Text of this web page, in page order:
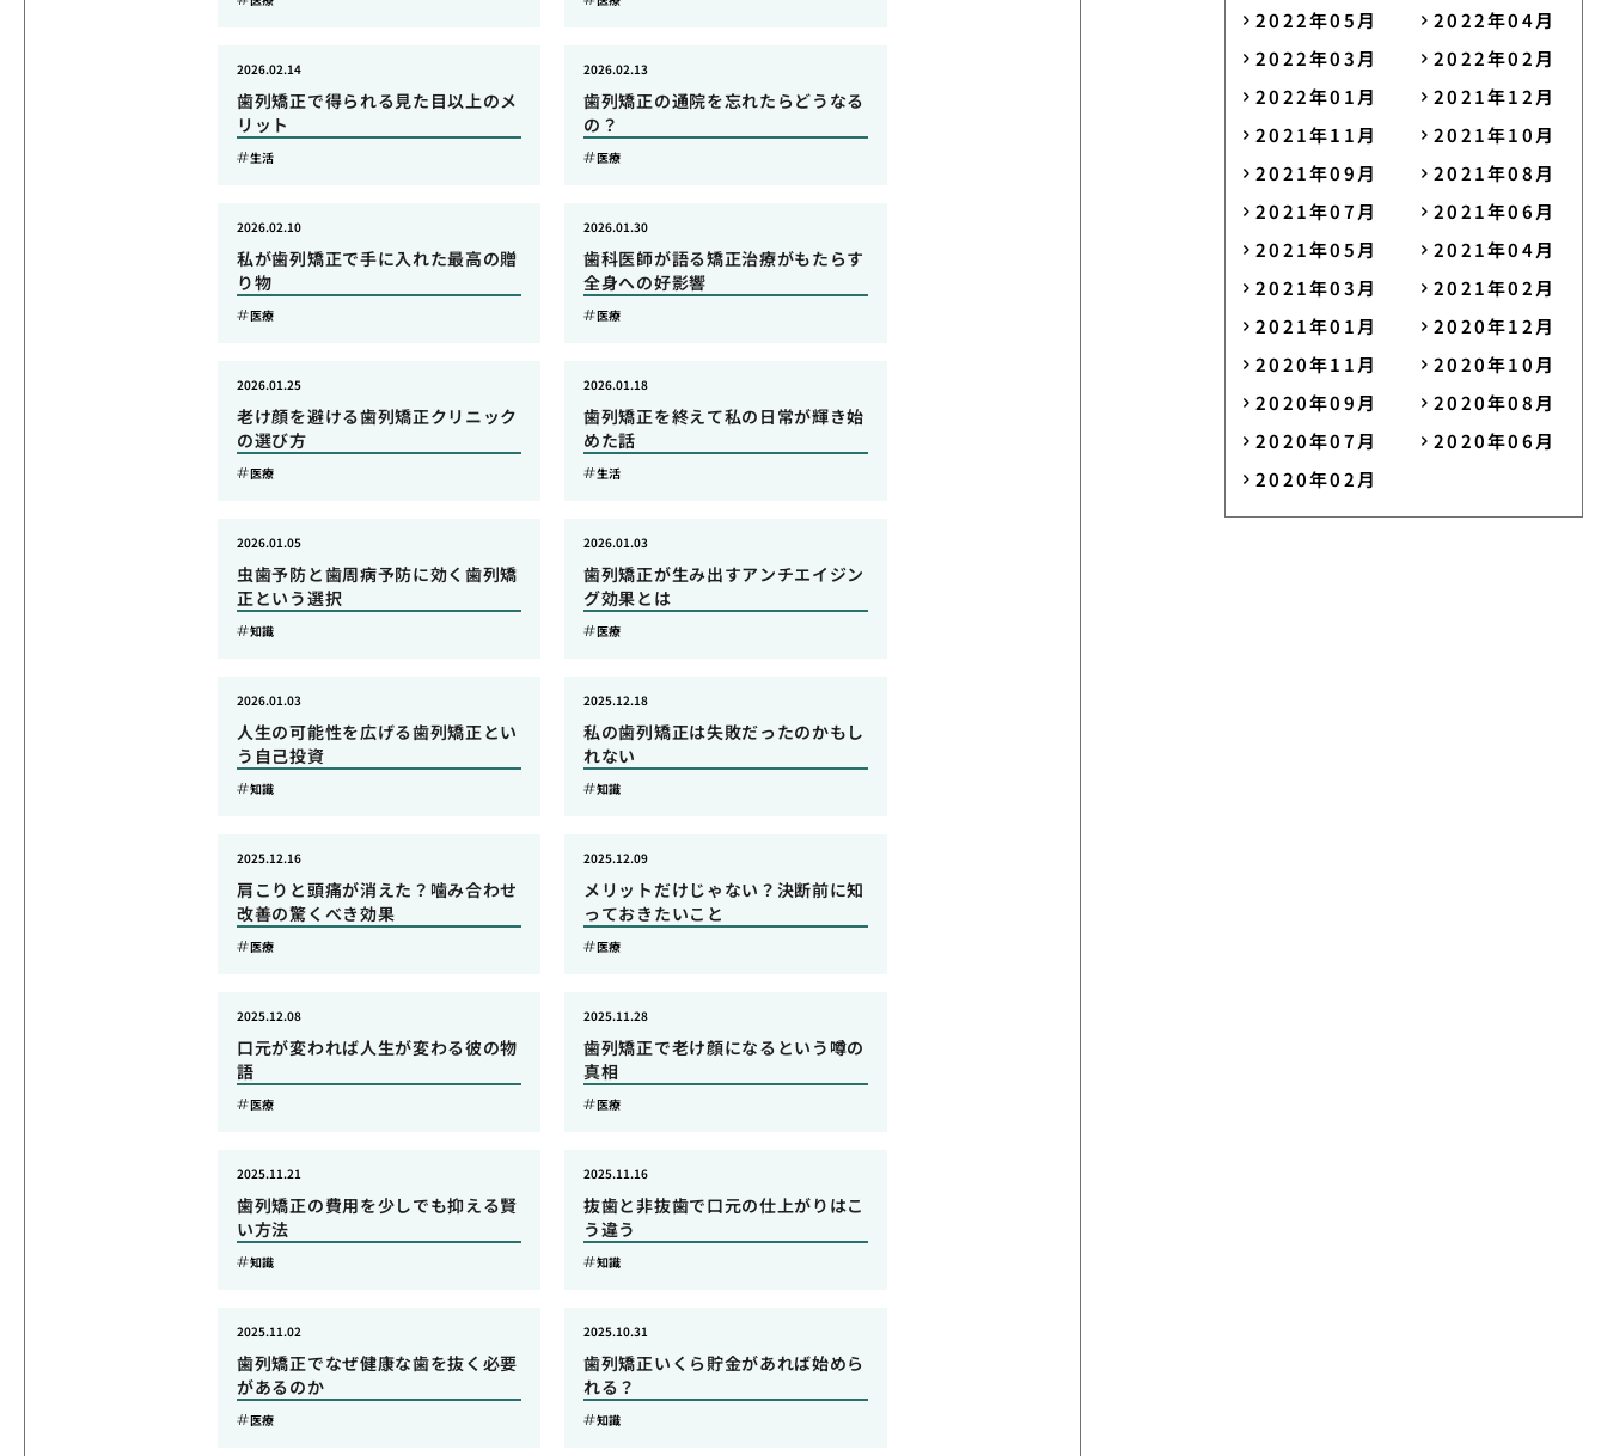
歯列矯正で得られる見た目以上のメ
リット
2026.02.14
生活
歯列矯正の通院を忘れたらどうなる
の？
2026.02.13
医療
私が歯列矯正で手に入れた最高の贈
り物
2026.02.10
医療
歯科医師が語る矯正治療がもたらす
全身への好影響
2026.01.30
医療
老け顔を避ける歯列矯正クリニック
の選び方
2026.01.25
医療
歯列矯正を終えて私の日常が輝き始
めた話
2026.01.18
生活
虫歯予防と歯周病予防に効く歯列矯
正という選択
2026.01.05
知識
歯列矯正が生み出すアンチエイジン
グ効果とは
2026.01.03
医療
人生の可能性を広げる歯列矯正とい
う自己投資
2026.01.03
知識
私の歯列矯正は失敗だったのかもし
れない
2025.12.18
知識
肩こりと頭痛が消えた？噛み合わせ
改善の驚くべき効果
2025.12.16
医療
メリットだけじゃない？決断前に知
っておきたいこと
2025.12.09
医療
口元が変われば人生が変わる彼の物
語
2025.12.08
医療
歯列矯正で老け顔になるという噂の
真相
2025.11.28
医療
歯列矯正の費用を少しでも抑える賢
い方法
2025.11.21
知識
抜歯と非抜歯で口元の仕上がりはこ
う違う
2025.11.16
知識
歯列矯正でなぜ健康な歯を抜く必要
があるのか
2025.11.02
医療
歯列矯正いくら貯金があれば始めら
れる？
2025.10.31
知識
2022年05月
2022年04月
2022年03月
2022年02月
2022年01月
2021年12月
2021年11月
2021年10月
2021年09月
2021年08月
2021年07月
2021年06月
2021年05月
2021年04月
2021年03月
2021年02月
2021年01月
2020年12月
2020年11月
2020年10月
2020年09月
2020年08月
2020年07月
2020年06月
2020年02月